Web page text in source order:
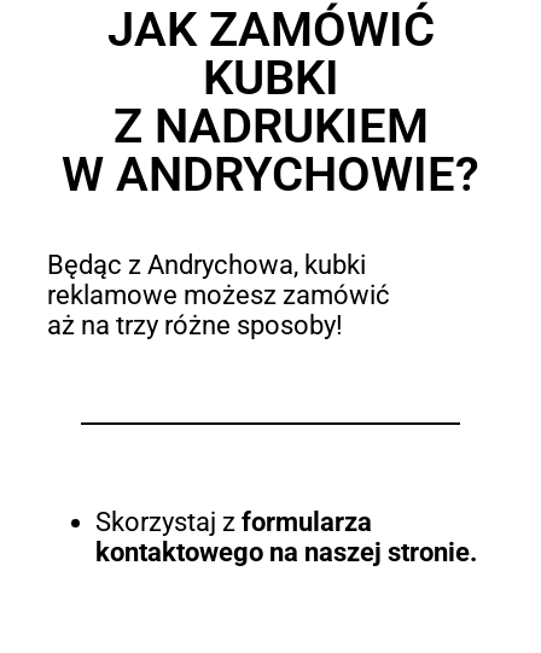
JAK ZAMÓWIĆ
KUBKI
Z NADRUKIEM
W ANDRYCHOWIE?
Będąc z Andrychowa, kubki
reklamowe możesz zamówić
aż na trzy różne sposoby!
Skorzystaj z formularza
kontaktowego na naszej stronie.